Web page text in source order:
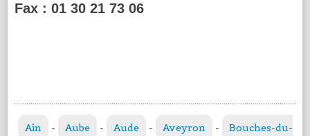
Fax : 01 30 21 73 06
Ain - Aube - Aude - Aveyron - Bouches-du-